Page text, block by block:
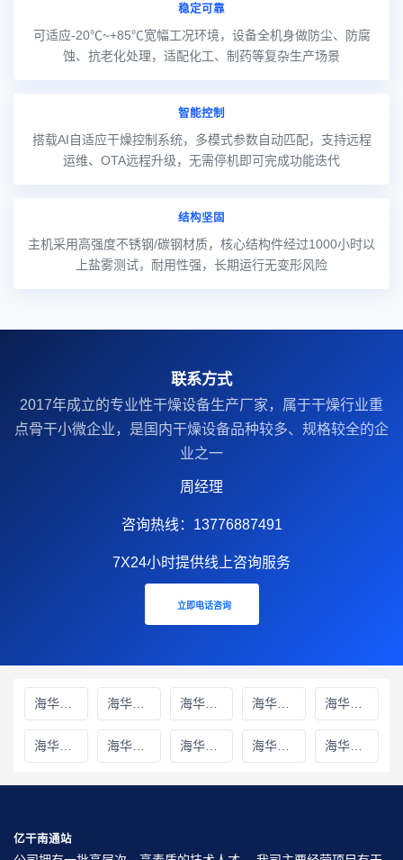
稳定可靠
可适应-20℃~+85℃宽幅工况环境，设备全机身做防尘、防腐
蚀、抗老化处理，适配化工、制药等复杂生产场景
智能控制
搭载AI自适应干燥控制系统，多模式参数自动匹配，支持远程
运维、OTA远程升级，无需停机即可完成功能迭代
结构坚固
主机采用高强度不锈钢/碳钢材质，核心结构件经过1000小时以
上盐雾测试，耐用性强，长期运行无变形风险
联系方式
2017年成立的‌专业性干燥设备生产厂家‌，属于干燥行业重
点骨干小微企业，是国内干燥设备品种较多、规格较全的企
业之一
周经理
咨询热线：13776887491
7X24小时提供线上咨询服务
立即电话咨询
海华财务雅安线上分站 海华财务绵阳线上分站 海华财务甘孜藏族自治州线上分站 海华财务巴中线上分站 海华财务阿坝藏族羌族自治州线上分站
海华财务成都线上分站 海华财务遂宁线上分站 海华财务广元线上分站 海华财务广安线上分站 海华财务德阳线上分站
亿干南通站